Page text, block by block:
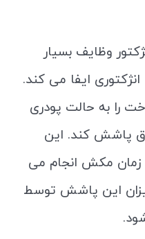
وظایف بسیار
ایفا می کند.
را به حالت پودری
پاشش کند. این
مکش انجام می
این پاشش توسط